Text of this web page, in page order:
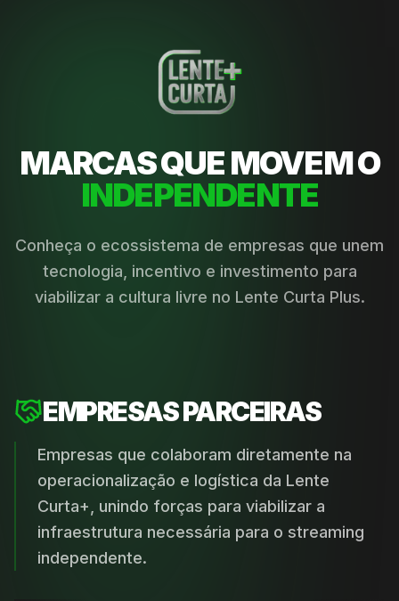
MARCAS QUE MOVEM O
INDEPENDENTE
Conheça o ecossistema de empresas que unem
tecnologia, incentivo e investimento para
viabilizar a cultura livre no Lente Curta Plus.
EMPRESAS PARCEIRAS
Empresas que colaboram diretamente na
operacionalização e logística da Lente
Curta+, unindo forças para viabilizar a
infraestrutura necessária para o streaming
independente.